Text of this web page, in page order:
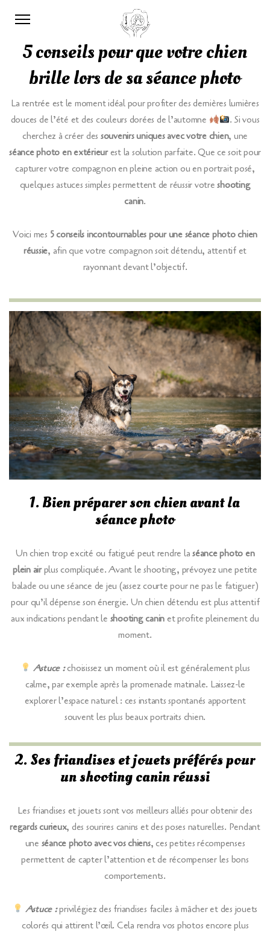
5 conseils pour que votre chien
brille lors de sa séance photo
La rentrée est le moment idéal pour profiter des dernières lumières
douces de l’été et des couleurs dorées de l’automne
. Si vous
cherchez à créer des souvenirs uniques avec votre chien, une
séance photo en extérieurest la solution parfaite. Que ce soit pour
capturer votre compagnon en pleine action ou en portrait posé,
quelques astuces simples permettent de réussir votreshooting
canin.
Voici mes 5 conseils incontournables pour une séance photo chien
réussie, afin que votre compagnon soit détendu, attentif et
rayonnant devant l’objectif.
1. Bien préparer son chien avant la
séance photo
Un chien trop excité ou fatigué peut rendre la séance photo en
plein airplus compliquée. Avant le shooting, prévoyez une petite
balade ou une séance de jeu (assez courte pour ne pas le fatiguer)
pour qu’il dépense son énergie. Un chien détendu est plus attentif
aux indications pendant le shooting canin et profite pleinement du
moment.
Astuce :choisissez un moment où il est généralement plus
calme, par exemple après la promenade matinale. Laissez-le
explorer l’espace naturel : ces instants spontanés apportent
souvent les plus beaux portraits chien.
2. Ses friandises et jouets préférés pour
un shooting canin réussi
Les friandises et jouets sont vos meilleurs alliés pour obtenir des
regards curieux, des sourires canins et des poses naturelles. Pendant
une séance photo avec vos chiens, ces petites récompenses
permettent de capter l’attention et de récompenser les bons
comportements.
Astuce :privilégiez des friandises faciles à mâcher et des jouets
colorés qui attirent l’œil. Cela rendra vos photos encore plus